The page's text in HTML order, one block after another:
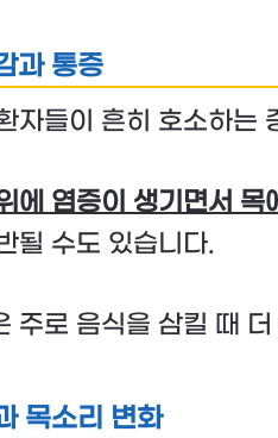
과 통증
자들이 흔히 호소하는
에 염증이 생기면서
될 수도 있습니다.
주로 음식을 삼킬 때
목소리 변화